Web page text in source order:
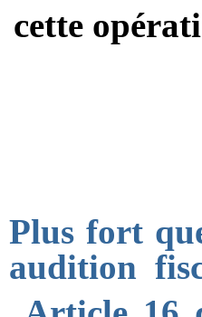
cette
Plus fort
audition